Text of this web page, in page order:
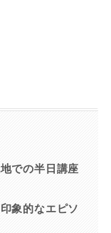
での半日講座
象的なエピソ